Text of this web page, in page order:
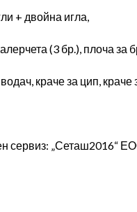
+ двойна игла,
(3 бр.), плоча за
краче за цип, краче
сервиз: „Сеташ2016“